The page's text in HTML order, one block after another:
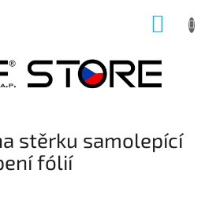
stěrku samolepící
fólií